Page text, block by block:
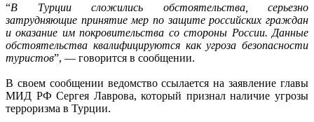
“В Турции сложились обстоятельства, серьезно
затрудняющие принятие мер по защите российских граждан
и оказание им покровительства со стороны России. Данные
обстоятельства квалифицируются как угроза безопасности
туристов”, — говорится в сообщении.
В своем сообщении ведомство ссылается на заявление главы
МИД РФ Сергея Лаврова, который признал наличие угрозы
терроризма в Турции.